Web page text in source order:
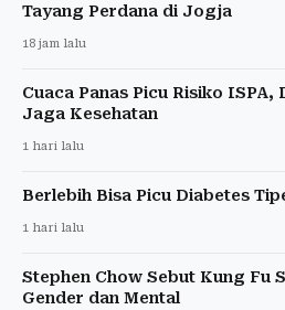
Tayang Perdana di Jogja
18 jam lalu
Cuaca Panas Picu Risiko
Jaga Kesehatan
1 hari lalu
Berlebih Bisa Picu Diabetes
1 hari lalu
Stephen Chow Sebut Kung Fu
Gender dan Mental